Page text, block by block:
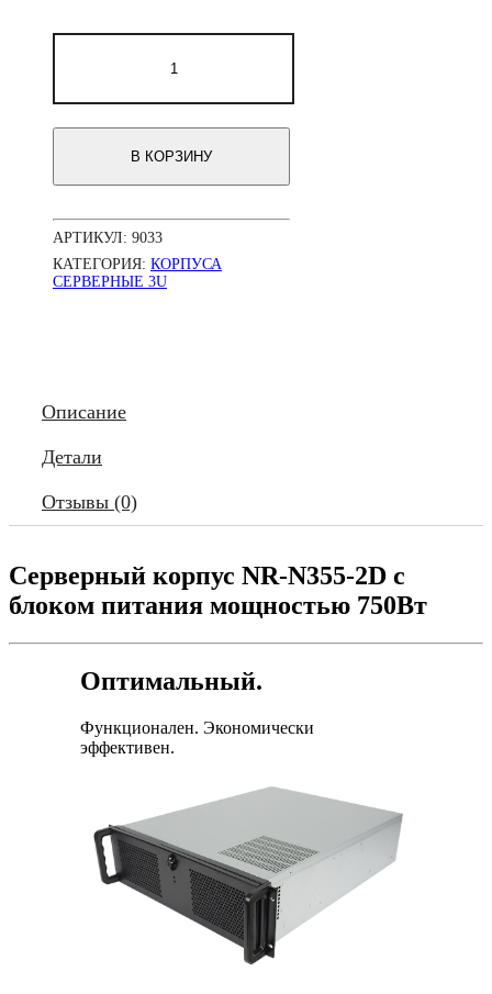
товара
корпус
N355-
2D
(EATX
4x5.25ext,
В КОРЗИНУ
АРТИКУЛ: 9033
КАТЕГОРИЯ: КОРПУСА
СЕРВЕРНЫЕ 3U
Описание
Детали
Отзывы (0)
Серверный корпус NR-N355-2D c
блоком питания мощностью 750Вт
Оптимальный.
Функционален. Экономически
эффективен.